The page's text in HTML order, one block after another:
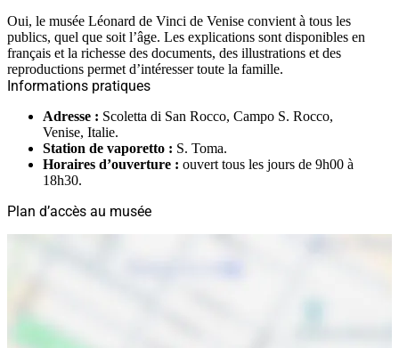
Oui, le musée Léonard de Vinci de Venise convient à tous les
publics, quel que soit l’âge. Les explications sont disponibles en
français et la richesse des documents, des illustrations et des
reproductions permet d’intéresser toute la famille.
Informations pratiques
Adresse : Scoletta di San Rocco, Campo S. Rocco,
Venise, Italie.
Station de vaporetto : S. Toma.
Horaires d’ouverture : ouvert tous les jours de 9h00 à
18h30.
Plan d’accès au musée